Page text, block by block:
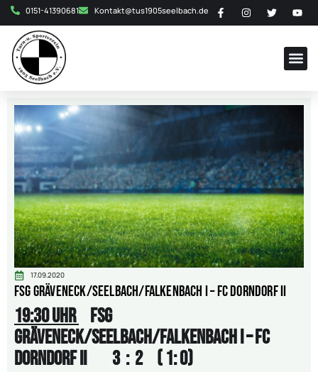
0151-41390681 Kontakt@tus1905seelbach.de
17.09.2020
FSG Gräveneck/Seelbach/Falkenbach I – FC Dorndorf II
19:30 Uhr FSG
Gräveneck/Seelbach/Falkenbach I – FC
Dorndorf II
3 : 2 ( 1: 0)